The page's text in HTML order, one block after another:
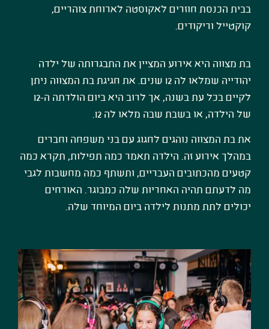
בבית הכנסת חוזרים לאקוסטה לארוחת צוהריים,
קוקטייל וריקודים.
בת מצווה היא אירוע המציין את התבגרותה של ילדה
יהודייה שמלאו לה 12 שנים. את חגיגת בת המצווה ניתן
לקיים בכל עת בשנה, אך לרוב היא ביום הולדתה ה-12
של הילדה, או בשבת שבה מלאו לה 12
.
את בת המצווה נוהגים לחגוג עם בני משפחה וחברים
במהלך אירוע זה. הילדה תאמר כמה תפילות, תקרא כמה
קטעים מהכתובים העבריים, ותשתף כמה מחשבות לגבי
מה לדעתם תהיה האחריות שלה כמבוגר. האורחים
יכולים לתת מתנות לילדה ביום המיוחד שלה.